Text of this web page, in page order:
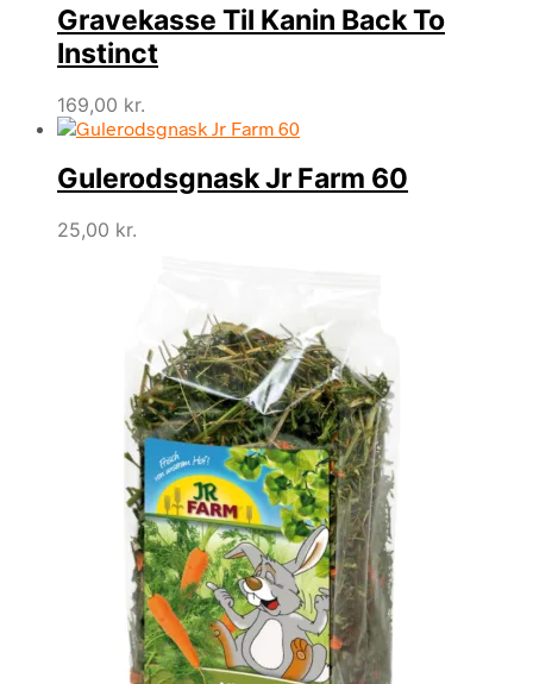
Gravekasse Til Kanin Back To
Instinct
169,00 kr.
Gulerodsgnask Jr Farm 60
25,00 kr.